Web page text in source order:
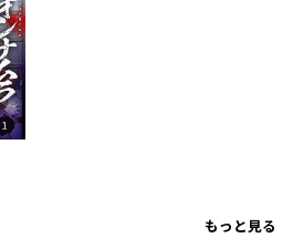
もっと見る